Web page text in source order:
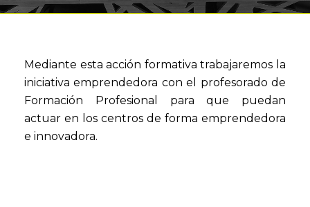
Mediante esta acción formativa trabajaremos la
iniciativa emprendedora con el profesorado de
Formación Profesional para que puedan
actuar en los centros de forma emprendedora
e innovadora.